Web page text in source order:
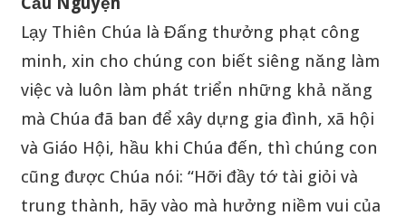
Lạy Thiên Chúa là Đấng thưởng phạt công
minh, xin cho chúng con biết siêng năng làm
việc và luôn làm phát triển những khả năng
mà Chúa đã ban để xây dựng gia đình, xã hội
và Giáo Hội, hầu khi Chúa đến, thì chúng con
cũng được Chúa nói: “Hỡi đầy tớ tài giỏi và
trung thành, hãy vào mà hưởng niềm vui của